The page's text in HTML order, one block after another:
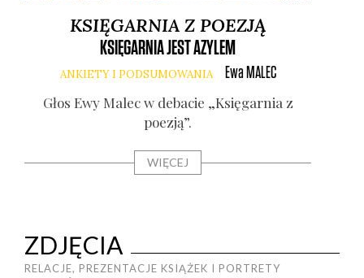
KSIĘGARNIA Z POEZJĄ
KSIĘGARNIA JEST AZYLEM
ANKIETY I PODSUMOWANIA Ewa MALEC
Głos Ewy Malec w deba­cie „Księ­gar­nia z
poezją”.
WIĘCEJ
ZDJĘCIA
RELACJE, PREZENTACJE KSIĄŻEK I PORTRETY